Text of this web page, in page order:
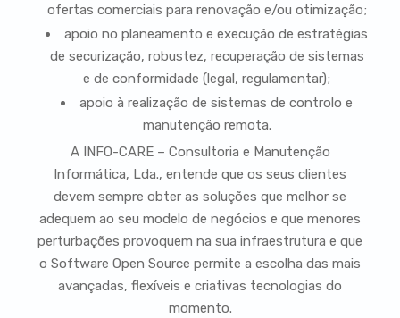
ofertas comerciais para renovação e/ou otimização;
apoio no planeamento e execução de estratégias
de securização, robustez, recuperação de sistemas
e de conformidade (legal, regulamentar);
apoio à realização de sistemas de controlo e
manutenção remota.
A INFO-CARE – Consultoria e Manutenção
Informática, Lda., entende que os seus clientes
devem sempre obter as soluções que melhor se
adequem ao seu modelo de negócios e que menores
perturbações provoquem na sua infraestrutura e que
o Software Open Source permite a escolha das mais
avançadas, flexíveis e criativas tecnologias do
momento.